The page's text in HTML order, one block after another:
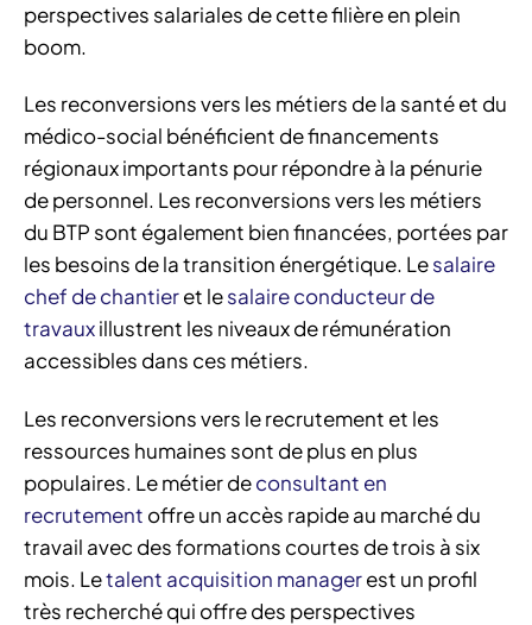
perspectives salariales de cette filière en plein
boom.
Les reconversions vers les métiers de la santé et du
médico-social bénéficient de financements
régionaux importants pour répondre à la pénurie
de personnel. Les reconversions vers les métiers
du BTP sont également bien financées, portées par
les besoins de la transition énergétique. Lesalaire
chef de chantieret lesalaire conducteur de
travauxillustrent les niveaux de rémunération
accessibles dans ces métiers.
Les reconversions vers le recrutement et les
ressources humaines sont de plus en plus
populaires. Le métier deconsultant en
recrutement offre un accès rapide au marché du
travail avec des formations courtes de trois à six
mois. Letalent acquisition managerest un profil
très recherché qui offre des perspectives